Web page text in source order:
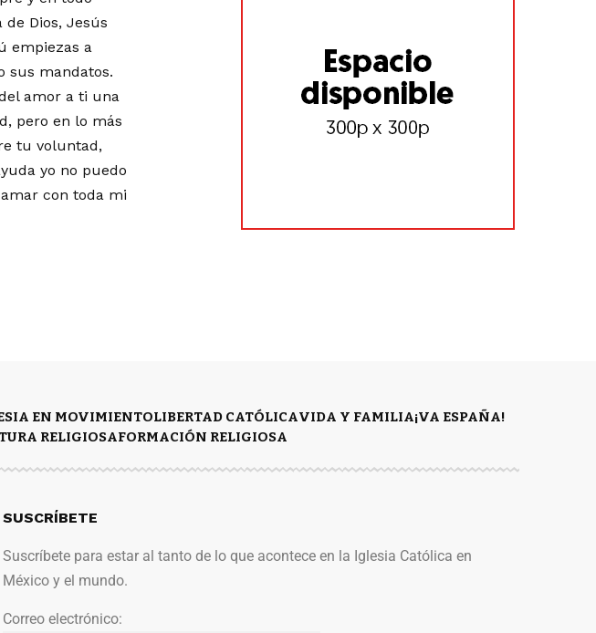
Dios, Jesús
empiezas a
sus mandatos.
amor a ti una
pero en lo más
tu voluntad,
yo no puedo
con toda mi
EN MOVIMIENTOLIBERTAD CATÓLICAVIDA Y FAMILIA¡VA ESPAÑA!
RELIGIOSAFORMACIÓN RELIGIOSA
SUSCRÍBETE
Suscríbete para estar al tanto de lo que acontece en la Iglesia Católica en
México y el mundo.
Correo electrónico: